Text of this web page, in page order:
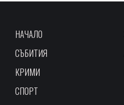
НАЧАЛО
СЪБИТИЯ
КРИМИ
СПОРТ